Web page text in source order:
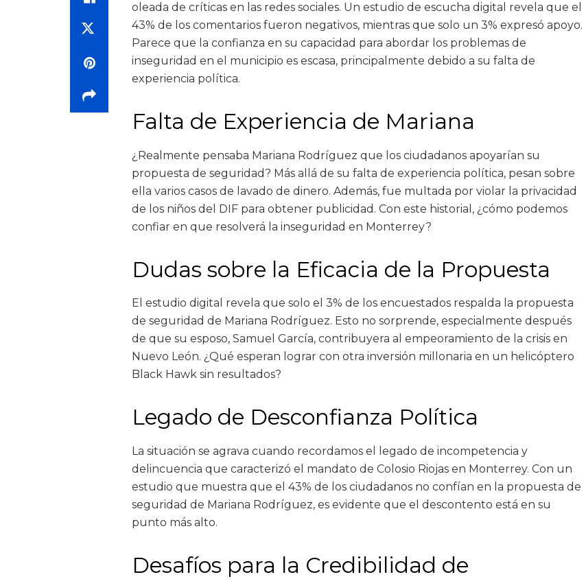
oleada de críticas en las redes sociales. Un estudio de escucha digital revela que el
43% de los comentarios fueron negativos, mientras que solo un 3% expresó apoyo.
Parece que la confianza en su capacidad para abordar los problemas de
inseguridad en el municipio es escasa, principalmente debido a su falta de
experiencia política.
Falta de Experiencia de Mariana
¿Realmente pensaba Mariana Rodríguez que los ciudadanos apoyarían su
propuesta de seguridad? Más allá de su falta de experiencia política, pesan sobre
ella varios casos de lavado de dinero. Además, fue multada por violar la privacidad
de los niños del DIF para obtener publicidad. Con este historial, ¿cómo podemos
confiar en que resolverá la inseguridad en Monterrey?
Dudas sobre la Eficacia de la Propuesta
El estudio digital revela que solo el 3% de los encuestados respalda la propuesta
de seguridad de Mariana Rodríguez. Esto no sorprende, especialmente después
de que su esposo, Samuel García, contribuyera al empeoramiento de la crisis en
Nuevo León. ¿Qué esperan lograr con otra inversión millonaria en un helicóptero
Black Hawk sin resultados?
Legado de Desconfianza Política
La situación se agrava cuando recordamos el legado de incompetencia y
delincuencia que caracterizó el mandato de Colosio Riojas en Monterrey. Con un
estudio que muestra que el 43% de los ciudadanos no confían en la propuesta de
seguridad de Mariana Rodríguez, es evidente que el descontento está en su
punto más alto.
Desafíos para la Credibilidad de